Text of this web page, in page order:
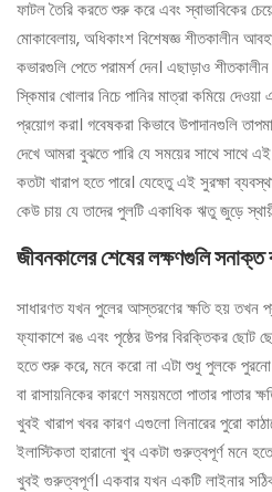
ফাটল তৈরি করতে শুরু করে এবং স্বাভাবিকের
মোকাবেলায়, অধিকাংশ বিশেষজ্ঞ শীতকালীন
কভারগুলি পেতে পরামর্শ দেন। এছাড়াও
স্কিমার খোলার নিচে পানির মাত্রা কমিয়ে
প্রয়োগ করা। গবেষকরা কিভাবে উপাদানগুলি
দেখে আমরা বুঝতে পারি যে সময়ের সাথে সাথে
কতটা খারাপ হতে পারে। যেহেতু এই সুরক্ষা
কেউ চায় যে তাদের পুলটি একাধিক ঋতু জুড়ে
জীবনকালের শেষের লক্ষণগুলি সনাক্ত
সাধারণত যখন পুলের আস্তরণের ক্ষতি হয় তখন
ফ্যাকাশে রঙ এবং পৃষ্ঠের উপর বিরক্তিকর ছোট
হতে শুরু করে, মনে করো না এটা শুধু পুলকে পুরনো
বা রাসায়নিকের কারণে সময়মতো পাতার পাতার
খুবই খারাপ খবর কারণ এগুলো লিনারের পুরো
ইলাস্টিকতা হারানো খুব একটা গুরুত্বপূর্ণ মনে
খুবই গুরুত্বপূর্ণ। একবার যখন একটি লাইনার